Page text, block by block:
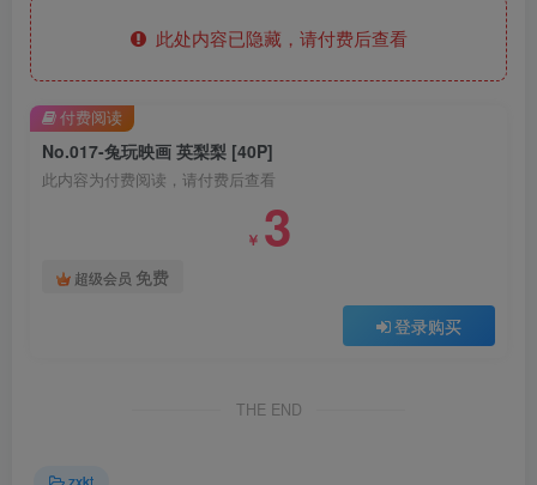
此处内容已隐藏，请付费后查看
No.017-兔玩映画 英梨梨 [40P]
此内容为付费阅读，请付费后查看
￥ 3
超级会员 免费
登录购买
付费阅读
THE END